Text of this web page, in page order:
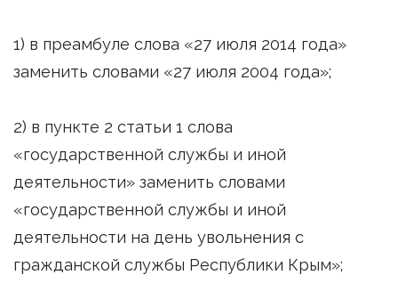
1) в преамбуле слова «27 июля 2014 года»
заменить словами «27 июля 2004 года»;
2) в пункте 2 статьи 1 слова
«государственной службы и иной
деятельности» заменить словами
«государственной службы и иной
деятельности на день увольнения с
гражданской службы Республики Крым»;